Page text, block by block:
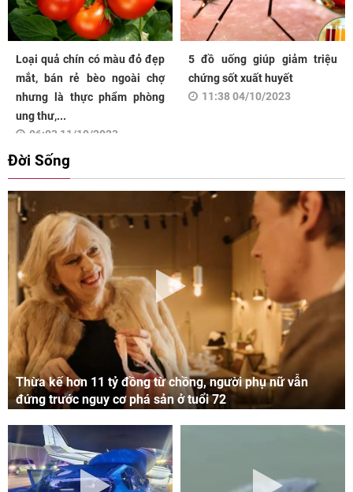
Loại quả chín có màu đỏ đẹp
mắt, bán rẻ bèo ngoài chợ
nhưng là thực phẩm phòng
ung thư,...
06:03 11/10/2023
5 đồ uống giúp giảm triệu
chứng sốt xuất huyết
11:38 04/10/2023
Đời Sống
Thừa kế hơn 11 tỷ đồng từ chồng, người phụ nữ vẫn
đứng trước nguy cơ phá sản ở tuổi 72